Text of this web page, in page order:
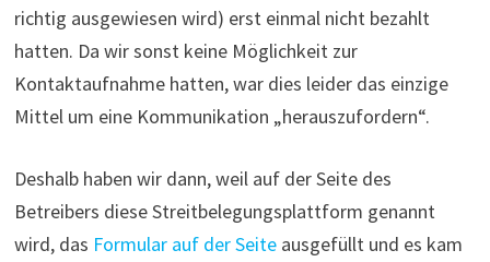
richtig ausgewiesen wird) erst einmal nicht bezahlt
hatten. Da wir sonst keine Möglichkeit zur
Kontaktaufnahme hatten, war dies leider das einzige
Mittel um eine Kommunikation „herauszufordern“.
Deshalb haben wir dann, weil auf der Seite des
Betreibers diese Streitbelegungsplattform genannt
wird, das Formular auf der Seiteausgefüllt und es kam